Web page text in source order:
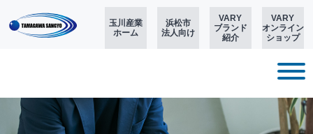
玉川産業
ホーム
浜松市
法人向け
VARY
ブランド
紹介
VARY
オンライン
ショップ